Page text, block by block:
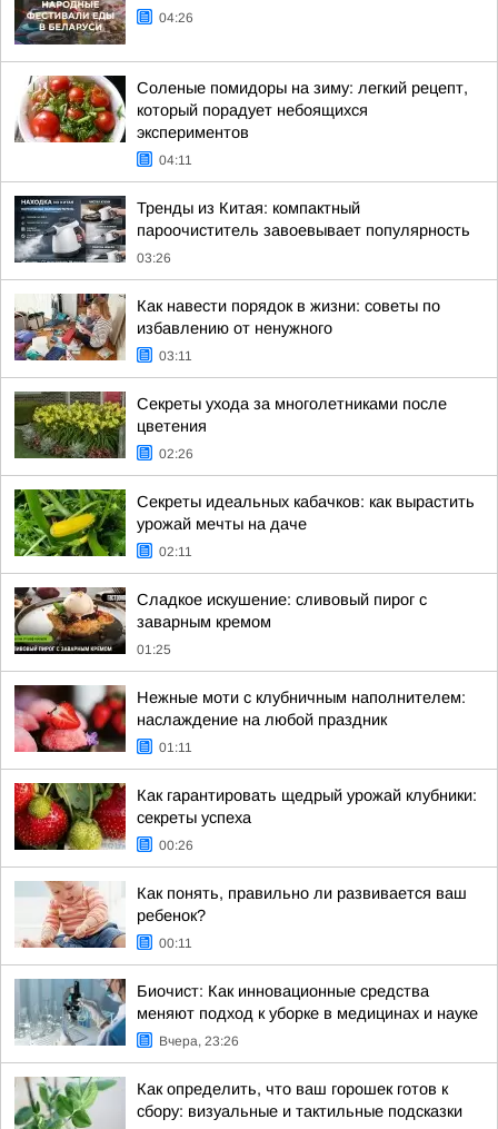
04:26
Соленые помидоры на зиму: легкий рецепт,
который порадует небоящихся
экспериментов
04:11
Тренды из Китая: компактный
пароочиститель завоевывает популярность
03:26
Как навести порядок в жизни: советы по
избавлению от ненужного
03:11
Секреты ухода за многолетниками после
цветения
02:26
Секреты идеальных кабачков: как вырастить
урожай мечты на даче
02:11
Сладкое искушение: сливовый пирог с
заварным кремом
01:25
Нежные моти с клубничным наполнителем:
наслаждение на любой праздник
01:11
Как гарантировать щедрый урожай клубники:
секреты успеха
00:26
Как понять, правильно ли развивается ваш
ребенок?
00:11
Биочист: Как инновационные средства
меняют подход к уборке в медицинах и науке
Вчера, 23:26
Как определить, что ваш горошек готов к
сбору: визуальные и тактильные подсказки